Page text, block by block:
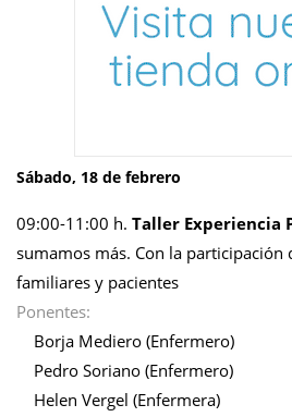
Sábado, 18 de febrero
09:00-11:00 h. Taller Experiencia
sumamos más. Con la participación
familiares y pacientes
Ponentes:
Borja Mediero (Enfermero)
Pedro Soriano (Enfermero)
Helen Vergel (Enfermera)